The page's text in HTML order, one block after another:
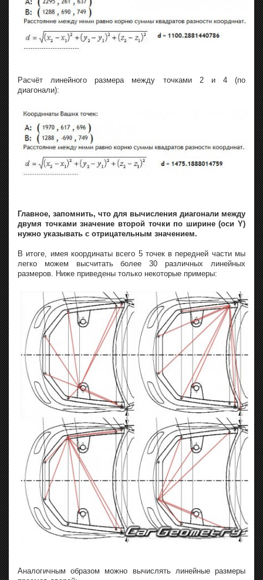
Расчёт линейного размера между точками 2 и 4 (по
диагонали):
Главное, запомнить, что для вычисления диагонали между
двумя точками значение второй точки по ширине (оси Y)
нужно указывать с отрицательным значением.
В итоге, имея координаты всего 5 точек в передней части мы
легко можем высчитать более 30 различных линейных
размеров. Ниже приведены только некоторые примеры:
Аналогичным образом можно вычислять линейные размеры